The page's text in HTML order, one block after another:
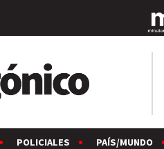
POLICIALES PAÍS/MUNDO